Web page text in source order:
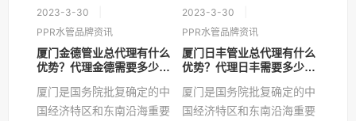
2023-3-30
PPR水管品牌资讯
厦门金德管业总代理有什么
优势？代理金德需要多少
厦门是国务院批复确定的中
国经济特区和东南沿海重要
2023-3-30
PPR水管品牌资讯
厦门日丰管业总代理有什么
优势？代理日丰需要多少
厦门是国务院批复确定的中
国经济特区和东南沿海重要